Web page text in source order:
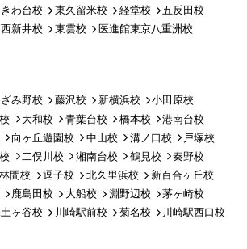
きわ台校 東久留米校 経堂校
五反田校
西新井校 東雲校
医進館東京八重洲校
み野校 藤沢校 新横浜校
小田原校
大和校 青葉台校 橋本校
港南台校
向ヶ丘遊園校 中山校 溝ノ口校
戸塚校
二俣川校 湘南台校 鶴見校
秦野校
間校 逗子校 北久里浜校
新百合ヶ丘校
鹿島田校 大船校 淵野辺校
茅ヶ崎校
ヶ谷校 川崎駅前校 菊名校 川崎駅西口校